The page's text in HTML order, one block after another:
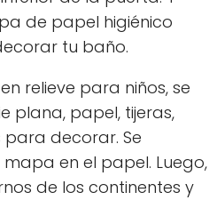
de papel higiénico
tu baño.
relieve para niños, se
plana, papel, tijeras,
decorar. Se
en el papel. Luego,
de los continentes y